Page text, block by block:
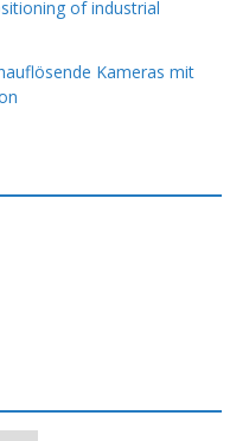
of industrial
Kameras mit